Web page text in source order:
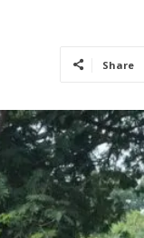
Share